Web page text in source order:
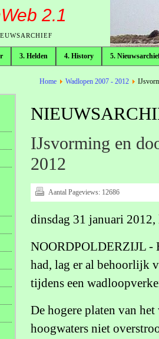
2.1
3. Helden 4. History 5.
broodkruimelpad
Home Wadlopen 2007 - 2012
IJsvorming en
2012
Aantal Pageviews: 12686
dinsdag 31 januari 2012,
NOORDPOLDERZIJL -
had, lag er al behoorlijk
tijdens een
De hogere platen van
hoogwaters niet